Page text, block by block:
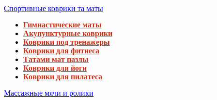
Спортивные коврики та маты
Гимнастические маты
Акупунктурные коврики
Коврики под тренажеры
Коврики для фитнеса
Татами мат пазлы
Коврики для йоги
Коврики для пилатеса
Массажные мячи и ролики